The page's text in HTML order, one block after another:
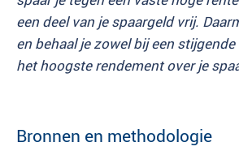
een deel van je spaargeld vrij.
en behaal je zowel bij een
het hoogste rendement over je
Bronnen en methodologie